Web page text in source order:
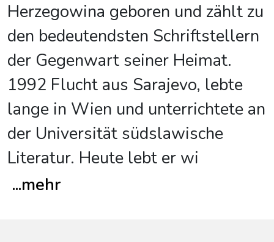
Herzegowina geboren und zählt zu
den bedeutendsten Schriftstellern
der Gegenwart seiner Heimat.
1992 Flucht aus Sarajevo, lebte
lange in Wien und unterrichtete an
der Universität südslawische
Literatur. Heute lebt er wi
...mehr